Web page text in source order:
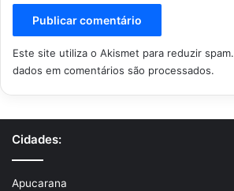
Este site utiliza o Akismet para reduzir spam.
dados em comentários são processados.
Cidades:
Apucarana